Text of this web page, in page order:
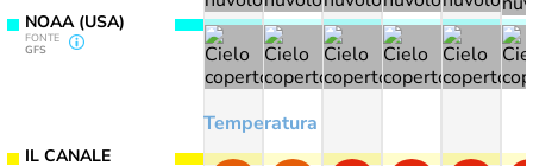
NOAA (USA)
FONTE
GFS
IL CANALE
Temperatura